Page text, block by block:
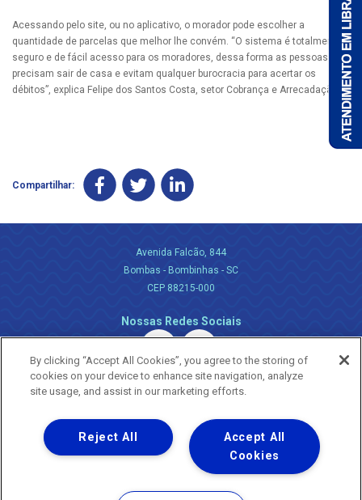
Acessando pelo site, ou no aplicativo, o morador pode escolher a
quantidade de parcelas que melhor lhe convém. “O sistema é totalmente
seguro e de fácil acesso para os moradores, dessa forma as pessoas não
precisam sair de casa e evitam qualquer burocracia para acertar os
débitos”, explica Felipe dos Santos Costa, setor Cobrança e Arrecadação.
Compartilhar:
Avenida Falcão, 844
Bombas - Bombinhas - SC
CEP 88215-000
Nossas Redes Sociais
Uma empresa
Copyright ® 2026 - Todos os Direitos Reservados.
Nossa natureza movimenta a vida
By clicking “Accept All Cookies”, you agree to the storing of
cookies on your device to enhance site navigation, analyze
site usage, and assist in our marketing efforts.
Accept All
Cookies
Reject All